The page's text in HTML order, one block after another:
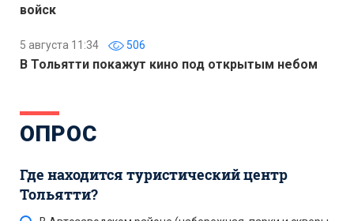
войск
5 августа 11:34 506
В Тольятти покажут кино под открытым небом
ОПРОС
Где находится туристический центр
Тольятти?